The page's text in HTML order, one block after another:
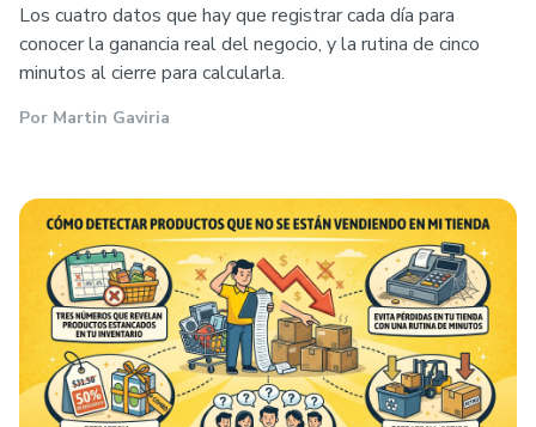
Los cuatro datos que hay que registrar cada día para
conocer la ganancia real del negocio, y la rutina de cinco
minutos al cierre para calcularla.
Por Martin Gaviria